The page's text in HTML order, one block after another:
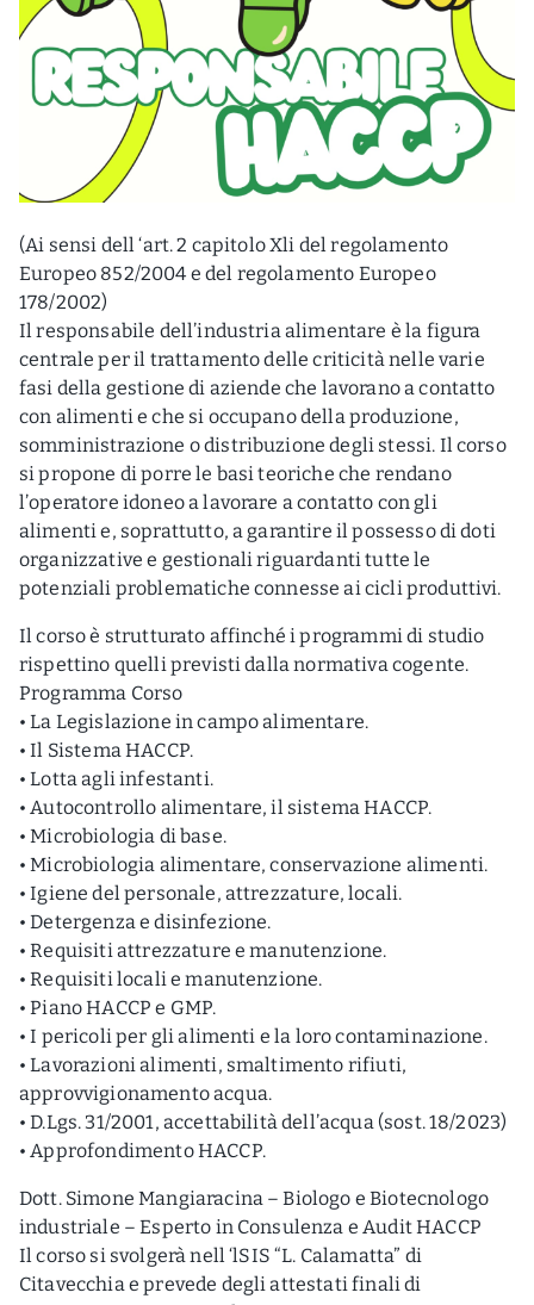
(Ai sensi dell ‘art. 2 capitolo Xli del regolamento
Europeo 852/2004 e del regolamento Europeo
178/2002)
Il responsabile dell’industria alimentare è la figura
centrale per il trattamento delle criticità nelle varie
fasi della gestione di aziende che lavorano a contatto
con alimenti e che si occupano della produzione,
somministrazione o distribuzione degli stessi. Il corso
si propone di porre le basi teoriche che rendano
l’operatore idoneo a lavorare a contatto con gli
alimenti e, soprattutto, a garantire il possesso di doti
organizzative e gestionali riguardanti tutte le
potenziali problematiche connesse ai cicli produttivi.
Il corso è strutturato affinché i programmi di studio
rispettino quelli previsti dalla normativa cogente.
Programma Corso
• La Legislazione in campo alimentare.
• Il Sistema HACCP.
• Lotta agli infestanti.
• Autocontrollo alimentare, il sistema HACCP.
• Microbiologia di base.
• Microbiologia alimentare, conservazione alimenti.
• Igiene del personale, attrezzature, locali.
• Detergenza e disinfezione.
• Requisiti attrezzature e manutenzione.
• Requisiti locali e manutenzione.
• Piano HACCP e GMP.
• I pericoli per gli alimenti e la loro contaminazione.
• Lavorazioni alimenti, smaltimento rifiuti,
approvvigionamento acqua.
• D.Lgs. 31/2001, accettabilità dell’acqua (sost. 18/2023)
• Approfondimento HACCP.
Dott. Simone Mangiaracina – Biologo e Biotecnologo
industriale – Esperto in Consulenza e Audit HACCP
Il corso si svolgerà nell ‘lSIS “L. Calamatta” di
Citavecchia e prevede degli attestati finali di